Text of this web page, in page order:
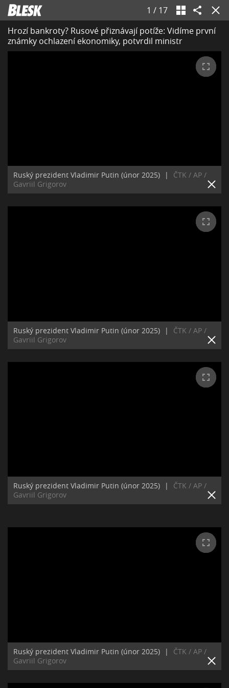
1 / 17
Hrozí bankroty? Rusové přiznávají potíže: Vidíme první
známky ochlazení ekonomiky, potvrdil ministr
Ruský prezident Vladimir Putin (únor 2025) |
ČTK / AP /
Gavriil Grigorov
Ruský prezident Vladimir Putin (únor 2025) |
ČTK / AP /
Gavriil Grigorov
Ruský prezident Vladimir Putin (únor 2025) |
ČTK / AP /
Gavriil Grigorov
Ruský prezident Vladimir Putin (únor 2025) |
ČTK / AP /
Gavriil Grigorov